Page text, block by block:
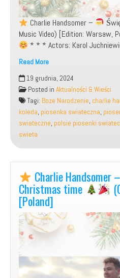
Charlie Handsomer –
Music Video) [Edition: Warsaw,
* * * Actors: Karol
Read More
Charlie
Handsomer
–
Święta,
święta…
(Official
Music
Video)
[Poland]
19 grudnia, 2024
Posted in Aktualności & Wieści
Tagi: Boze Narodzenie, charlie
koleda, piosenka swiateczna,
swiateczne, polsie piosenki
swieta
Charlie Handsomer –
Christmas time
[Poland]